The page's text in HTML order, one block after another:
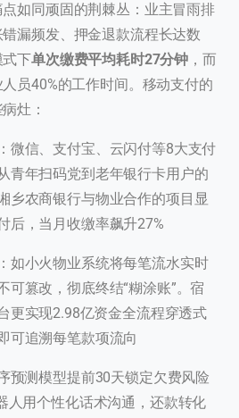
如同顽固的荆棘丛：业主冒雨排
漏频发、押金退款流程长达数
式下单次缴费平均耗时27分钟 ，而
员40%的工作时间。移动支付的
灶：
微信、支付宝、云闪付等8大支付
青年扫码党到老年银行卡用户的
乡农商银行与物业合作的项目显
后，当月收缴率飙升27%
如小火物业系统将每笔流水实时
可篡改，彻底终结“糊涂账”。宿
更实现2.98亿资金全流程穿透式
可追溯每笔款项流向
预测模型提前30天锁定欠费风险
人用个性化话术沟通，还款转化